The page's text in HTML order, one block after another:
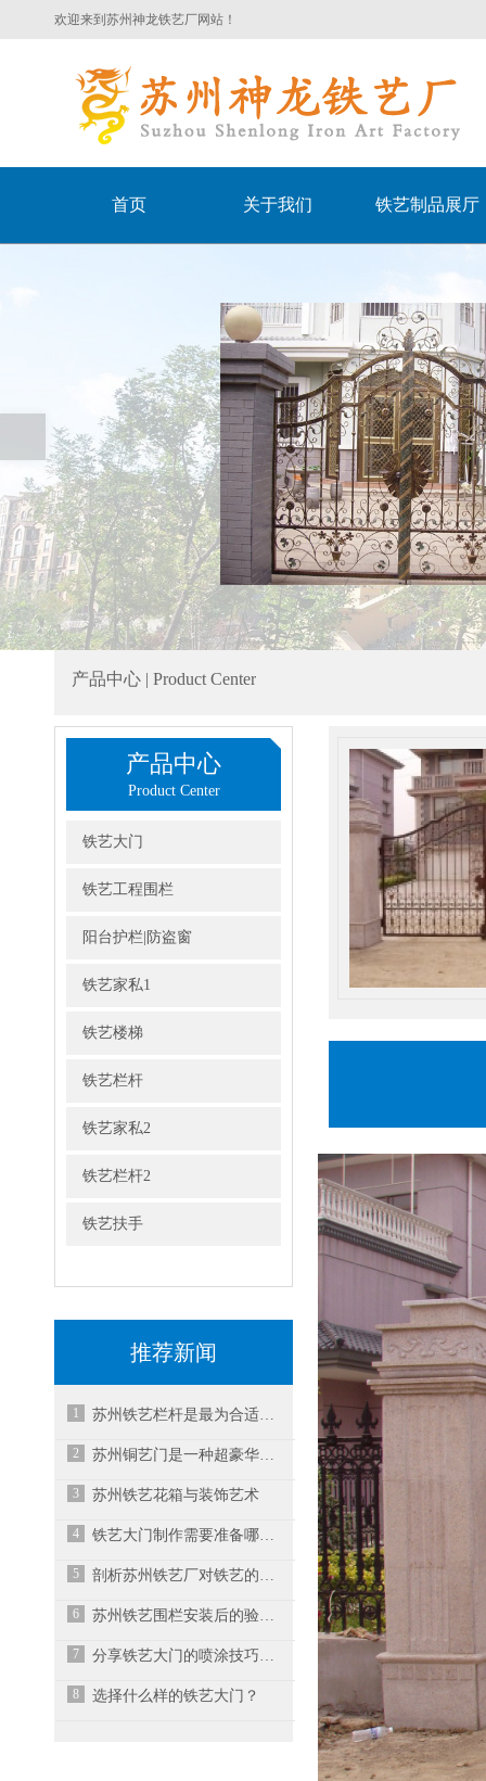
欢迎来到苏州神龙铁艺厂网站！
首页 关于我们 铁艺制品展厅
产品中心 | Product Center
产品中心
Product Center
铁艺大门
铁艺工程围栏
阳台护栏|防盗窗
铁艺家私1
铁艺楼梯
铁艺栏杆
铁艺家私2
铁艺栏杆2
铁艺扶手
推荐新闻
1 苏州铁艺栏杆是最为合适美化围栏的一种护栏！
2 苏州铜艺门是一种超豪华的玄关
3 苏州铁艺花箱与装饰艺术
4 铁艺大门制作需要准备哪些材料？
5 剖析苏州铁艺厂对铁艺的设计要求
6 苏州铁艺围栏安装后的验收标准
7 分享铁艺大门的喷涂技巧及安装施工方法
8 选择什么样的铁艺大门？